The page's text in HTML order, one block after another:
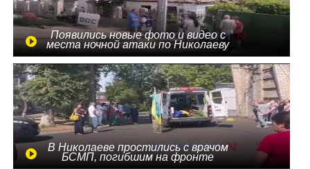
Появились новые фото и видео с
места ночной атаки по Николаеву
В Николаеве простились с врачом
БСМП, погибшим на фронте